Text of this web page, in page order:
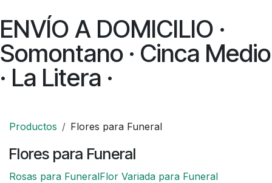
ENVÍO A DOMICILIO ·
Somontano · Cinca Medio
· La Litera ·
Productos Flores para Funeral
Flores para Funeral
Rosas para FuneralFlor Variada para Funeral